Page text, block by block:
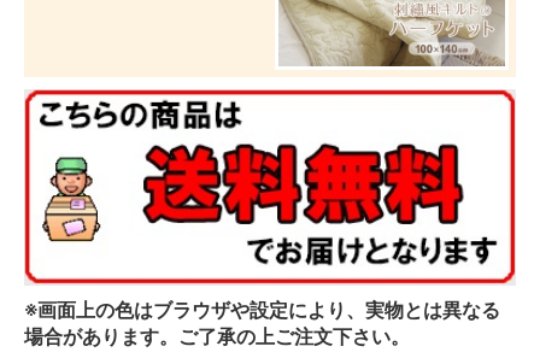
※画面上の色はブラウザや設定により、実物とは異なる
場合があります。ご了承の上ご注文下さい。